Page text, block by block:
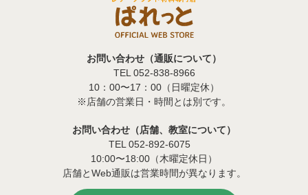
お問い合わせ（通販について）
TEL 052-838-8966
10：00〜17：00（日曜定休）
※店舗の営業日・時間とは別です。
お問い合わせ（店舗、教室について）
TEL 052-892-6075
10:00〜18:00（木曜定休日）
店舗とWeb通販は営業時間が異なります。